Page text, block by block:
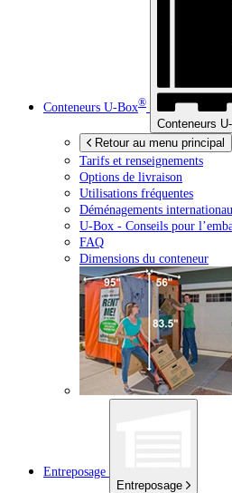
Conteneurs U-Box®
Conteneurs
Retour au menu principal
Tarifs et renseignements
Options de livraison
Utilisations fréquentes
Déménagements
U-Box - Conseils pour
FAQ
Dimensions du conteneur
Entreposage
Entreposage